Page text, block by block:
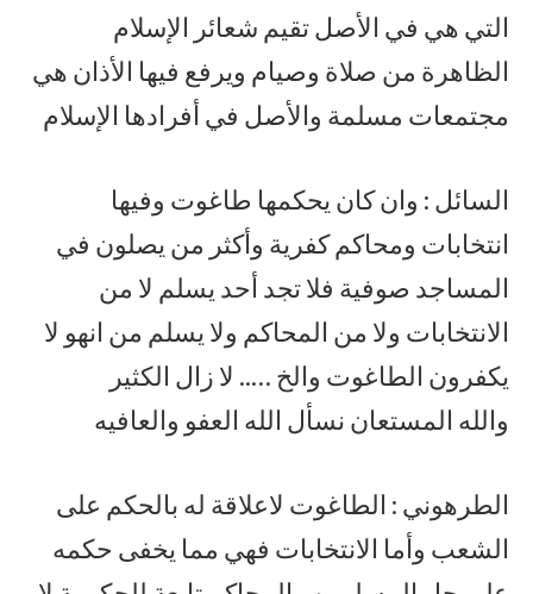
التي هي في الأصل تقيم شعائر الإسلام
الظاهرة من صلاة وصيام ويرفع فيها الأذان هي
مجتمعات مسلمة والأصل في أفرادها الإسلام
السائل : وان كان يحكمها طاغوت وفيها
انتخابات ومحاكم كفرية وأكثر من يصلون في
المساجد صوفية فلا تجد أحد يسلم لا من
الانتخابات ولا من المحاكم ولا يسلم من انهو لا
يكفرون الطاغوت والخ ….. لا زال الكثير
والله المستعان نسأل الله العفو والعافيه
الطرهوني : الطاغوت لاعلاقة له بالحكم على
الشعب وأما الانتخابات فهي مما يخفى حكمه